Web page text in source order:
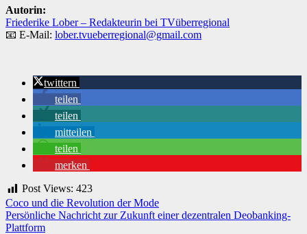
Autorin:
Friederike Lober – Redakteurin bei TVüberregional
📧 E-Mail: lober.tvueberregional@gmail.com
twittern
teilen
teilen
mitteilen
teilen
merken
Post Views: 423
Beitragsnavigation
Coco und die Revolution der Mode
Persönliche Nachricht zur Zukunft einer dezentralen Deobanking-
Plattform